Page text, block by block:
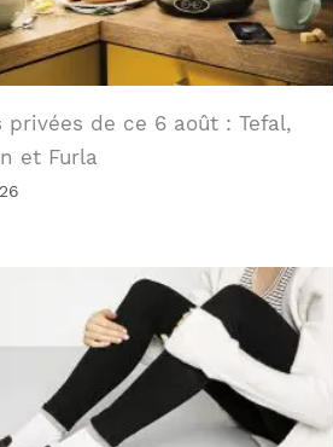
privées de ce 6 août : Tefal,
et Furla